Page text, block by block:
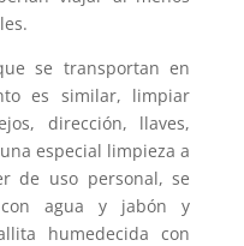
se transportan en
es similar, limpiar
dirección, llaves,
especial limpieza a
de uso personal, se
agua y jabón y
humedecida con